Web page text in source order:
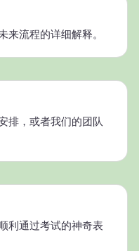
来流程的详细解释。
排，或者我们的团队
利通过考试的神奇表